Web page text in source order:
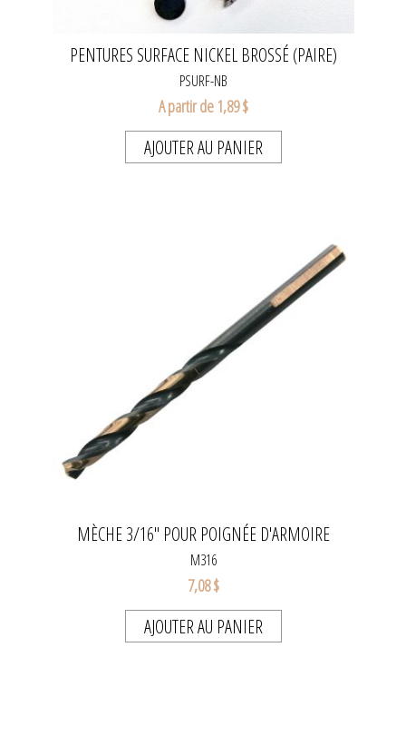
PENTURES SURFACE NICKEL BROSSÉ (PAIRE)
PSURF-NB
A partir de 1,89 $
AJOUTER AU PANIER
MÈCHE 3/16" POUR POIGNÉE D'ARMOIRE
M316
7,08 $
AJOUTER AU PANIER